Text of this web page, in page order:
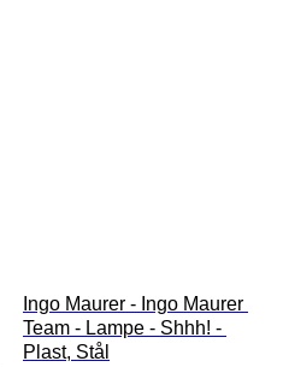
Ingo Maurer - Ingo Maurer
Team - Lampe - Shhh! -
Plast, Stål